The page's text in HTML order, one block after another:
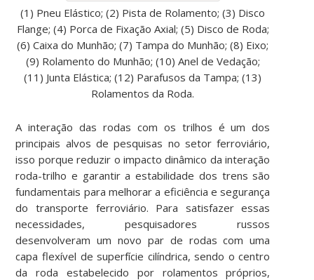
(1) Pneu Elástico; (2) Pista de Rolamento; (3) Disco
Flange; (4) Porca de Fixação Axial; (5) Disco de Roda;
(6) Caixa do Munhão; (7) Tampa do Munhão; (8) Eixo;
(9) Rolamento do Munhão; (10) Anel de Vedação;
(11) Junta Elástica; (12) Parafusos da Tampa; (13)
Rolamentos da Roda.
A interação das rodas com os trilhos é um dos
principais alvos de pesquisas no setor ferroviário,
isso porque reduzir o impacto dinâmico da interação
roda-trilho e garantir a estabilidade dos trens são
fundamentais para melhorar a eficiência e segurança
do transporte ferroviário. Para satisfazer essas
necessidades, pesquisadores russos
desenvolveram um novo par de rodas com uma
capa flexível de superfície cilíndrica, sendo o centro
da roda estabelecido por rolamentos próprios,